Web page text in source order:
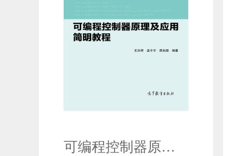
可编程控制器原理及应用简明教程